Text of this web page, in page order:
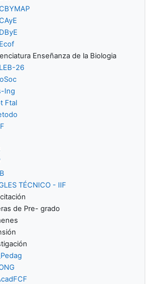
DByE
Ecof
Enseñanza de la Biologia
26
Ing
Ftal
TÉCNICO - IIF
de Pre- grado